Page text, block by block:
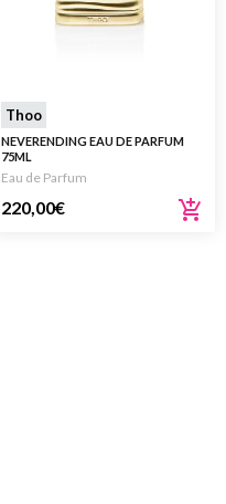
Thoo
NEVERENDING EAU DE PARFUM
75ML
Eau de Parfum
220,00€